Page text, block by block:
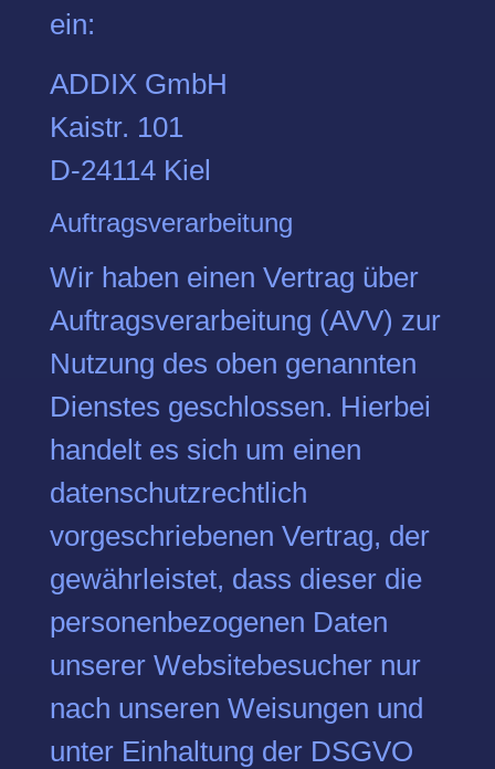
ein:
ADDIX GmbH
Kaistr. 101
D-24114 Kiel
Auftragsverarbeitung
Wir haben einen Vertrag über
Auftragsverarbeitung (AVV) zur
Nutzung des oben genannten
Dienstes geschlossen. Hierbei
handelt es sich um einen
datenschutzrechtlich
vorgeschriebenen Vertrag, der
gewährleistet, dass dieser die
personenbezogenen Daten
unserer Websitebesucher nur
nach unseren Weisungen und
unter Einhaltung der DSGVO